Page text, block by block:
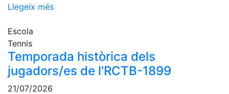
Normativa
Altres esports
Àrea social
Activitats
Socials
Llegeix més
Escola
Tennis
Temporada històrica dels
jugadors/es de l'RCTB-1899
21/07/2026